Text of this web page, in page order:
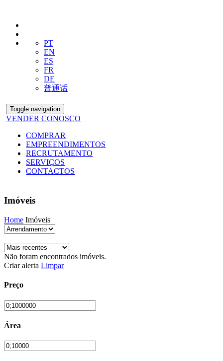
PT
EN
ES
FR
DE
普通话
Toggle navigation
VENDER CONOSCO
COMPRAR
EMPREENDIMENTOS
RECRUTAMENTO
SERVIÇOS
CONTACTOS
Imóveis
Home Imóveis
Não foram encontrados imóveis.
Criar alerta Limpar
Preço
Área